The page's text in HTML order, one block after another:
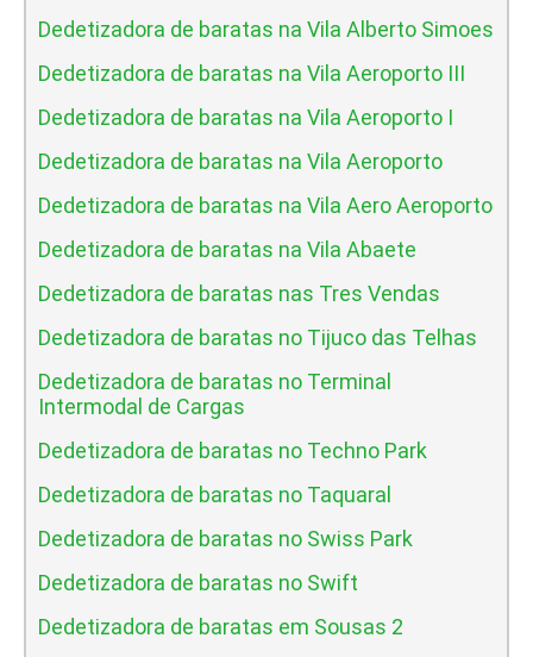
Dedetizadora de baratas na Vila Alberto Simoes
Dedetizadora de baratas na Vila Aeroporto III
Dedetizadora de baratas na Vila Aeroporto I
Dedetizadora de baratas na Vila Aeroporto
Dedetizadora de baratas na Vila Aero Aeroporto
Dedetizadora de baratas na Vila Abaete
Dedetizadora de baratas nas Tres Vendas
Dedetizadora de baratas no Tijuco das Telhas
Dedetizadora de baratas no Terminal
Intermodal de Cargas
Dedetizadora de baratas no Techno Park
Dedetizadora de baratas no Taquaral
Dedetizadora de baratas no Swiss Park
Dedetizadora de baratas no Swift
Dedetizadora de baratas em Sousas 2